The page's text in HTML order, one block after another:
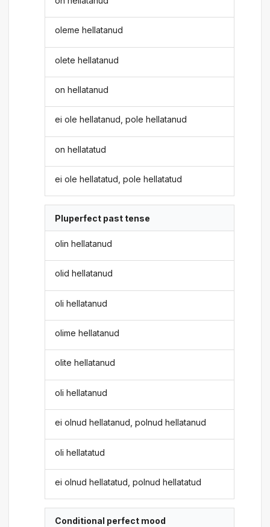
oleme hellatanud
olete hellatanud
on hellatanud
ei ole hellatanud, pole hellatanud
on hellatatud
ei ole hellatatud, pole hellatatud
Pluperfect past tense
olin hellatanud
olid hellatanud
oli hellatanud
olime hellatanud
olite hellatanud
oli hellatanud
ei olnud hellatanud, polnud hellatanud
oli hellatatud
ei olnud hellatatud, polnud hellatatud
Conditional perfect mood